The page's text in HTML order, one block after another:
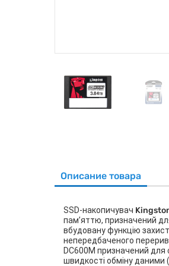
Описание товара
SSD-накопичувач
пам’яттю, призначений
вбудовану функцію
непередбаченого
DC600M призначений для
швидкості обміну даними